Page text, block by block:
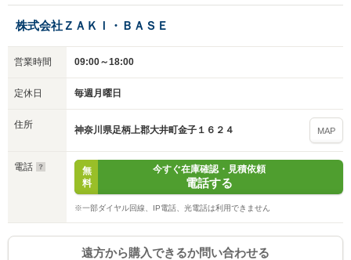
株式会社ＺＡＫＩ・ＢＡＳＥ
営業時間 09:00～18:00
定休日 毎週月曜日
住所 神奈川県足柄上郡大井町金子１６２４ MAP
電話
無
料
今すぐ在庫確認・見積依頼
電話する
※一部ダイヤル回線、IP電話、光電話は利用できません
遠方から購入できるか問い合わせる
いいえ はい